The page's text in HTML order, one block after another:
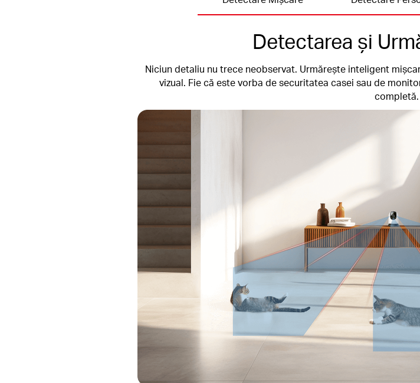
Detectarea și
Niciun detaliu nu trece neobservat. Urmărește inteligent
vizual. Fie că este vorba de securitatea casei sau de
completă.